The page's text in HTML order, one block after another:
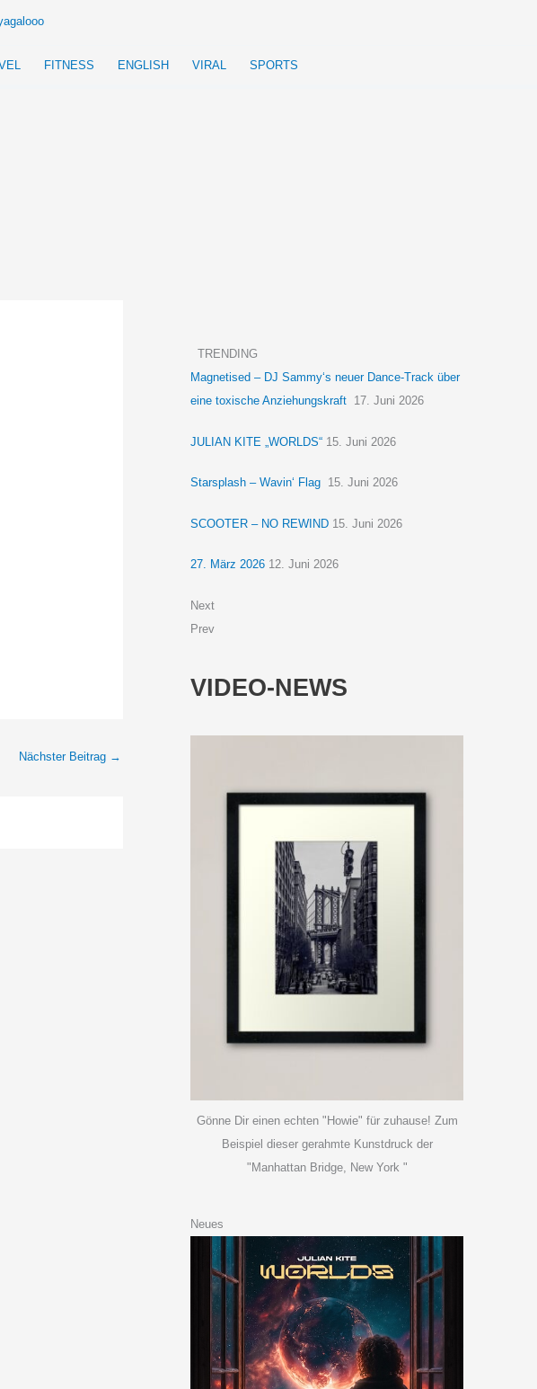
FITNESS ENGLISH VIRAL SPORTS
Nächster Beitrag →
TRENDING
Magnetised – DJ Sammy‘s neuer Dance-Track über
eine toxische Anziehungskraft 17. Juni 2026
JULIAN KITE „WORLDS“ 15. Juni 2026
Starsplash – Wavin‘ Flag 15. Juni 2026
SCOOTER – NO REWIND 15. Juni 2026
27. März 2026 12. Juni 2026
Next
Prev
VIDEO-NEWS
Gönne Dir einen echten "Howie" für zuhause! Zum
Beispiel dieser gerahmte Kunstdruck der
"Manhattan Bridge, New York "
Neues